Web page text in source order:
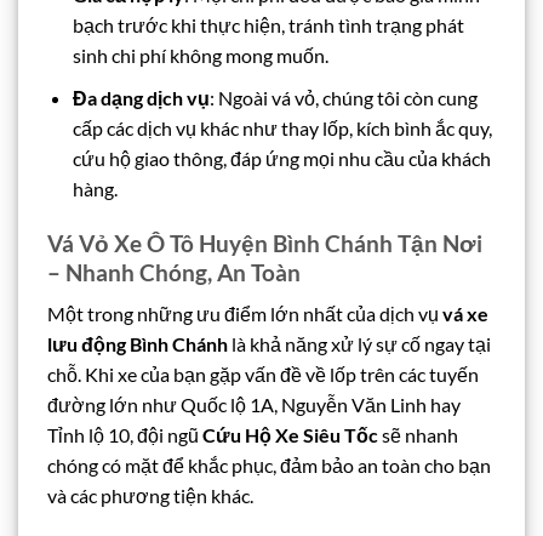
bạch trước khi thực hiện, tránh tình trạng phát
sinh chi phí không mong muốn.
Đa dạng dịch vụ: Ngoài vá vỏ, chúng tôi còn cung
cấp các dịch vụ khác như thay lốp, kích bình ắc quy,
cứu hộ giao thông, đáp ứng mọi nhu cầu của khách
hàng.
Vá Vỏ Xe Ô Tô Huyện Bình Chánh Tận Nơi
– Nhanh Chóng, An Toàn
Một trong những ưu điểm lớn nhất của dịch vụ vá xe
lưu động Bình Chánh là khả năng xử lý sự cố ngay tại
chỗ. Khi xe của bạn gặp vấn đề về lốp trên các tuyến
đường lớn như Quốc lộ 1A, Nguyễn Văn Linh hay
Tỉnh lộ 10, đội ngũ Cứu Hộ Xe Siêu Tốcsẽ nhanh
chóng có mặt để khắc phục, đảm bảo an toàn cho bạn
và các phương tiện khác.